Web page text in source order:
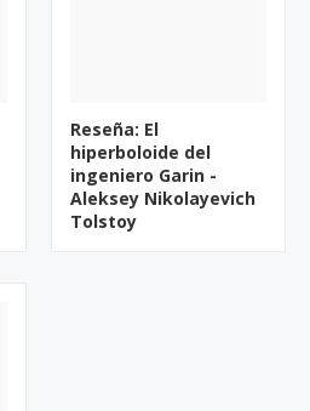
Reseña: El
hiperboloide del
ingeniero Garin -
Aleksey Nikolayevich
Tolstoy